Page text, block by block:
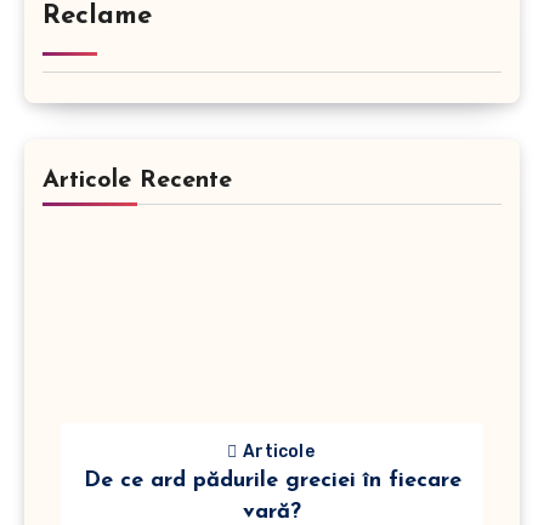
Reclame
Articole Recente
Articole
De ce ard pădurile greciei în fiecare
vară?